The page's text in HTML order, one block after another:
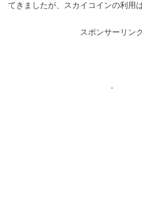
てきましたが、スカイコインの利用
スポンサーリンク